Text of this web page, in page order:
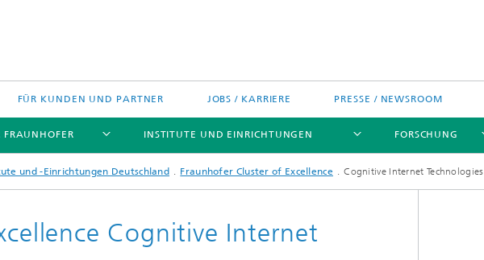
FÜR KUNDEN UND PARTNER JOBS / KARRIERE PRESSE / NEWSROOM
FRAUNHOFER INSTITUTE UND EINRICHTUNGEN FORSCHUNG
und -Einrichtungen Deutschland Fraunhofer Cluster of Excellence Cognitive Internet Technologies
Cognitive Internet